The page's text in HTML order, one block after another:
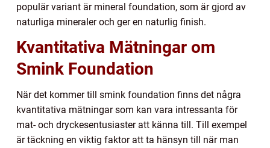
populär variant är mineral foundation, som är gjord av
naturliga mineraler och ger en naturlig finish.
Kvantitativa Mätningar om
Smink Foundation
När det kommer till smink foundation finns det några
kvantitativa mätningar som kan vara intressanta för
mat- och dryckesentusiaster att känna till. Till exempel
är täckning en viktig faktor att ta hänsyn till när man